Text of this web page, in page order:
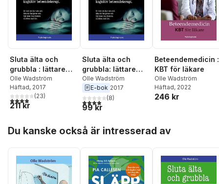
Sluta älta och
grubbla : lättare
gjort med kognitiv
beteendeterapi
Olle Wadström
Häftad, 2017
3,9utav 5 stjärnor. Totalt antal röster:
(23)
211 kr
Sluta älta och
grubbla: lättare
gjort med kognitiv
beteendeterapi
Olle Wadström
E-bok 2017
3,9utav 5 stjärnor. Totalt antal röster:
(8)
99 kr
Beteendemedicin :
KBT för läkare
Olle Wadström
Häftad, 2022
246 kr
Du kanske också är intresserad av